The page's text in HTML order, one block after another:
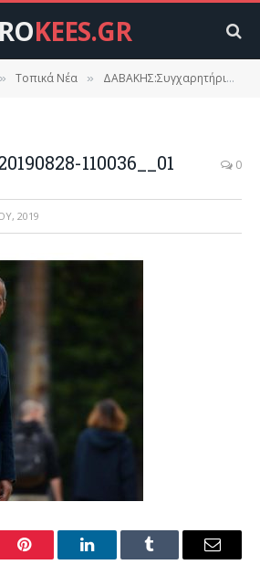
KEES.GR
» Τοπικά Νέα » ΔΑΒΑΚΗΣ:Συγχαρητήρια στα Λακωνόπουλα για τις Πανελλαδικές! Τα πάντα στη ζωή κερδίζονται με αγώνα.
110036__01 0
2019
Pinterest LinkedInTumblr Email